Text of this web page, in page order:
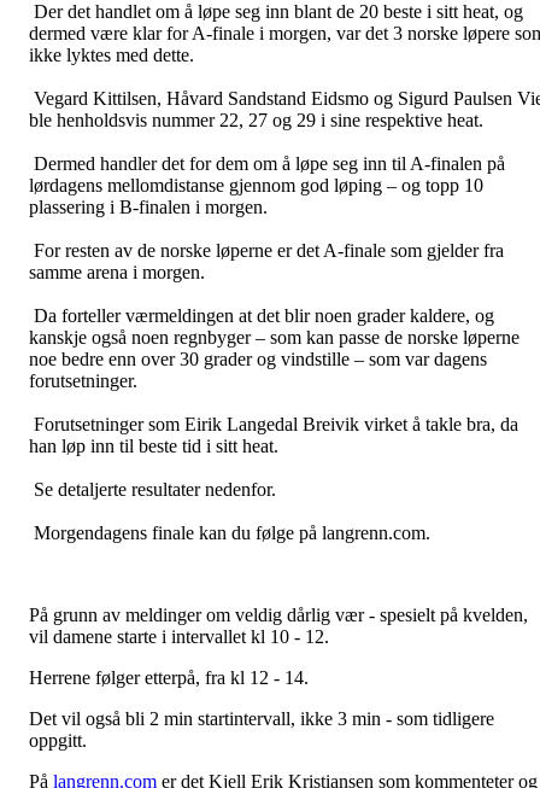
Der det handlet om å løpe seg inn blant de 20 beste i sitt heat, og
dermed være klar for A-finale i morgen, var det 3 norske løpere
ikke lyktes med dette.
Vegard Kittilsen, Håvard Sandstand Eidsmo og Sigurd Paulsen
ble henholdsvis nummer 22, 27 og 29 i sine respektive heat.
Dermed handler det for dem om å løpe seg inn til A-finalen på
lørdagens mellomdistanse gjennom god løping – og topp 10
plassering i B-finalen i morgen.
For resten av de norske løperne er det A-finale som gjelder fra
samme arena i morgen.
Da forteller værmeldingen at det blir noen grader kaldere, og
kanskje også noen regnbyger – som kan passe de norske løperne
noe bedre enn over 30 grader og vindstille – som var dagens
forutsetninger.
Forutsetninger som Eirik Langedal Breivik virket å takle bra, da
han løp inn til beste tid i sitt heat.
Se detaljerte resultater nedenfor.
Morgendagens finale kan du følge på langrenn.com.
På grunn av meldinger om veldig dårlig vær - spesielt på kvelden,
vil damene starte i intervallet kl 10 - 12.
Herrene følger etterpå, fra kl 12 - 14.
Det vil også bli 2 min startintervall, ikke 3 min - som tidligere
oppgitt.
På langrenn.com er det Kjell Erik Kristiansen som kommenteter og